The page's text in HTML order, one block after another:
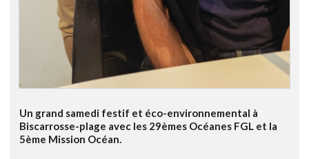
Un grand samedi festif et éco-environnemental à
Biscarrosse-plage avec les 29èmes Océanes FGL et la
5ème Mission Océan.